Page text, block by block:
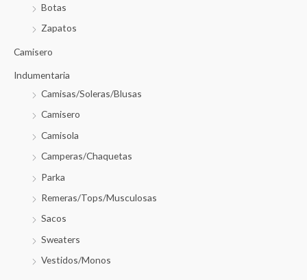
Botas
Zapatos
Camisero
Indumentaria
Camisas/Soleras/Blusas
Camisero
Camisola
Camperas/Chaquetas
Parka
Remeras/Tops/Musculosas
Sacos
Sweaters
Vestidos/Monos